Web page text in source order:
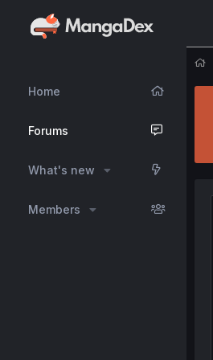
Home
Forums
What's new
Members